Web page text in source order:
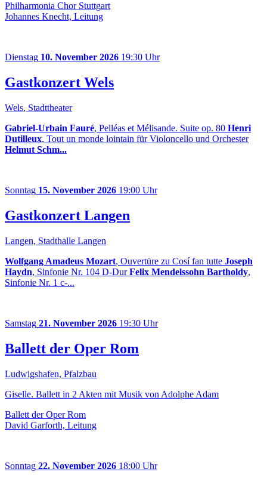
Philharmonia Chor Stuttgart
Johannes Knecht, Leitung
Dienstag 10. November 2026 19:30 Uhr
Gastkonzert Wels
Wels, Stadttheater
Gabriel-Urbain Fauré, Pelléas et Mélisande. Suite op. 80 Henri
Dutilleux, Tout un monde lointain für Violoncello und Orchester
Helmut Schm...
Sonntag 15. November 2026 19:00 Uhr
Gastkonzert Langen
Langen, Stadthalle Langen
Wolfgang Amadeus Mozart, Ouvertüre zu Cosí fan tutte Joseph
Haydn, Sinfonie Nr. 104 D-DurFelix Mendelssohn Bartholdy,
Sinfonie Nr. 1 c-...
Samstag 21. November 2026 19:30 Uhr
Ballett der Oper Rom
Ludwigshafen, Pfalzbau
Giselle. Ballett in 2 Akten mit Musik von Adolphe Adam
Ballett der Oper Rom
David Garforth, Leitung
Sonntag 22. November 2026 18:00 Uhr